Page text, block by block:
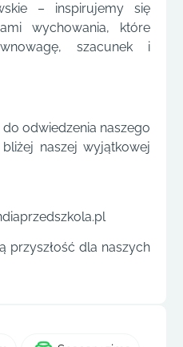
– inspirujemy się
wychowania, które
szacunek i
odwiedzenia naszego
naszej wyjątkowej
przyszłość dla naszych